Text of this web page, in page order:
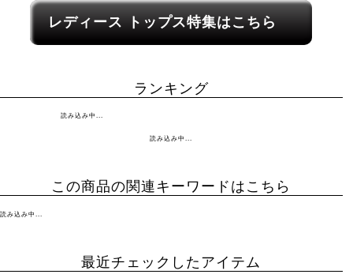
レディース関連カテゴリーへのリンク
レディース トップス特集はこちら
ランキング
読み込み中...
読み込み中...
この商品の関連キーワードはこちら
読み込み中...
最近チェックしたアイテム